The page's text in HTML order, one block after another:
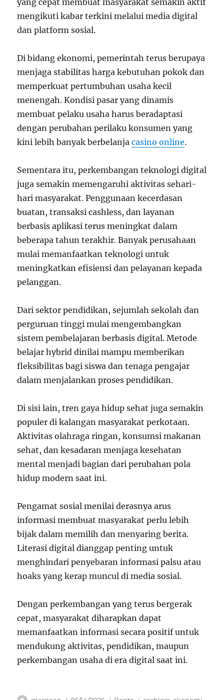
yang cepat membuat masyarakat semakin aktif
mengikuti kabar terkini melalui media digital
dan platform sosial.
Di bidang ekonomi, pemerintah terus berupaya
menjaga stabilitas harga kebutuhan pokok dan
memperkuat pertumbuhan usaha kecil
menengah. Kondisi pasar yang dinamis
membuat pelaku usaha harus beradaptasi
dengan perubahan perilaku konsumen yang
kini lebih banyak berbelanjacasino online.
Sementara itu, perkembangan teknologi digital
juga semakin memengaruhi aktivitas sehari-
hari masyarakat. Penggunaan kecerdasan
buatan, transaksi cashless, dan layanan
berbasis aplikasi terus meningkat dalam
beberapa tahun terakhir. Banyak perusahaan
mulai memanfaatkan teknologi untuk
meningkatkan efisiensi dan pelayanan kepada
pelanggan.
Dari sektor pendidikan, sejumlah sekolah dan
perguruan tinggi mulai mengembangkan
sistem pembelajaran berbasis digital. Metode
belajar hybrid dinilai mampu memberikan
fleksibilitas bagi siswa dan tenaga pengajar
dalam menjalankan proses pendidikan.
Di sisi lain, tren gaya hidup sehat juga semakin
populer di kalangan masyarakat perkotaan.
Aktivitas olahraga ringan, konsumsi makanan
sehat, dan kesadaran menjaga kesehatan
mental menjadi bagian dari perubahan pola
hidup modern saat ini.
Pengamat sosial menilai derasnya arus
informasi membuat masyarakat perlu lebih
bijak dalam memilih dan menyaring berita.
Literasi digital dianggap penting untuk
menghindari penyebaran informasi palsu atau
hoaks yang kerap muncul di media sosial.
Dengan perkembangan yang terus bergerak
cepat, masyarakat diharapkan dapat
memanfaatkan informasi secara positif untuk
mendukung aktivitas, pendidikan, maupun
perkembangan usaha di era digital saat ini.